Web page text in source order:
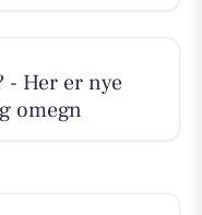
- Her er nye
omegn